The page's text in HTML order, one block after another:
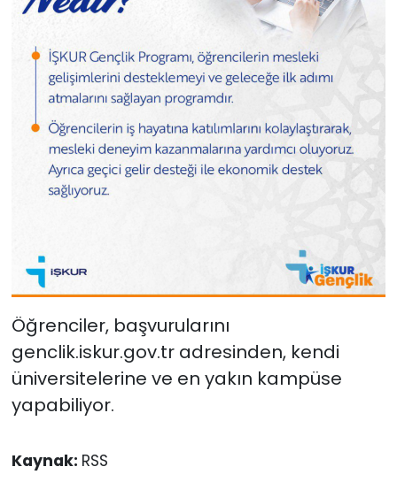
Öğrenciler, başvurularını
genclik.iskur.gov.tr adresinden, kendi
üniversitelerine ve en yakın kampüse
yapabiliyor.
Kaynak: RSS